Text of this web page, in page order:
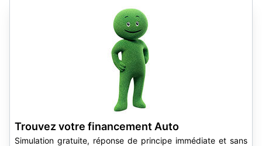
Trouvez votre financement Auto
Simulation gratuite, réponse de principe immédiate et sans